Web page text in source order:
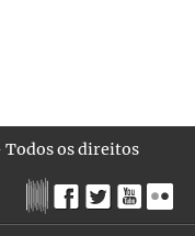
Todos os direitos